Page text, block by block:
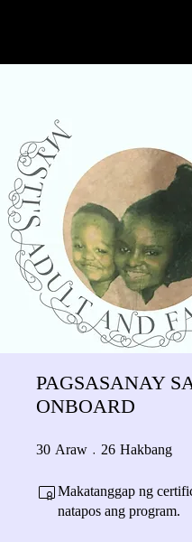
PAGSASANAY
ONBOARD
30 Araw 30 Araw
26 Hakbang
Makatanggap ng
natapos ang program.